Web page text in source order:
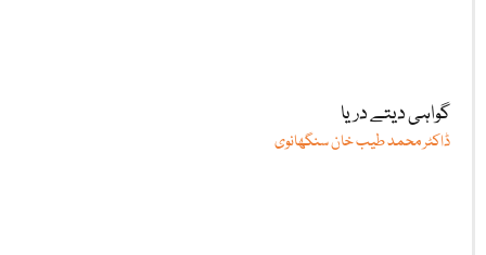
گواہی دیتے دریا
ڈاکٹر محمد طیب خان سنگھانوی